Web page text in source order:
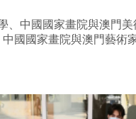
、中國國家畫院與澳門
中國國家畫院與澳門藝術